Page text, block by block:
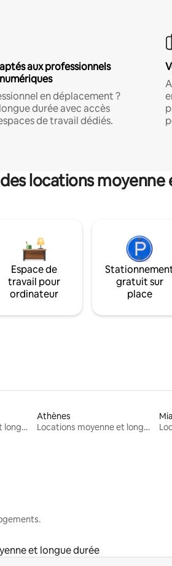
aux professionnels
en déplacement ?
durée avec accès
de travail dédiés.
locations
Espace de
travail pour
ordinateur
gratuit sur
place
Locations moyenne et longue durée
Athènes
Locations moyenne et longue durée
et longue durée